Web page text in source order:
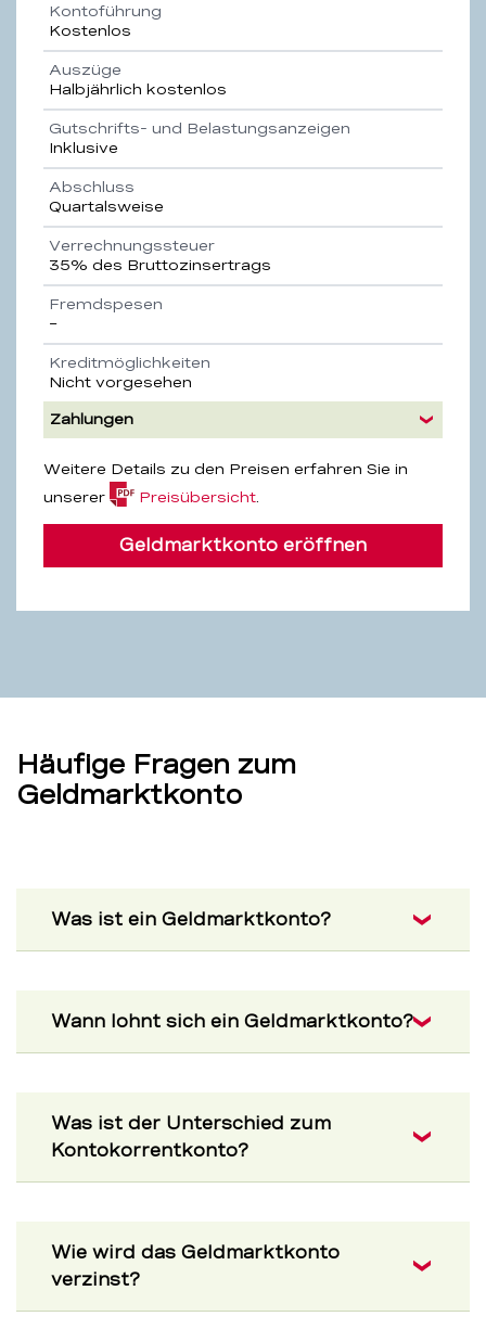
Kontoführung
Kostenlos
Auszüge
Halbjährlich kostenlos
Gutschrifts- und Belastungsanzeigen
Inklusive
Abschluss
Quartalsweise
Verrechnungssteuer
35% des Bruttozinsertrags
Fremdspesen
–
Kreditmöglichkeiten
Nicht vorgesehen
Zahlungen
Weitere Details zu den Preisen erfahren Sie in
unserer
Preisübersicht4.2
Geldmarktkonto eröffnen
Häufige Fragen zum
Geldmarktkonto
Was ist ein Geldmarktkonto?
Wann lohnt sich ein Geldmarktkonto?
Was ist der Unterschied zum
Kontokorrentkonto?
Wie wird das Geldmarktkonto
verzinst?